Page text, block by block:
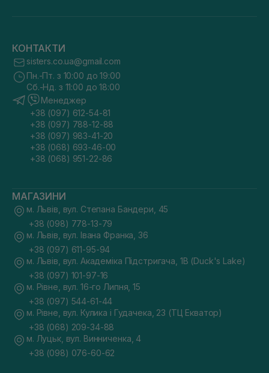
КОНТАКТИ
sisters.co.ua@gmail.com
Пн.-Пт. з 10:00 до 19:00
Сб.-Нд. з 11:00 до 18:00
Менеджер
+38 (097) 612-54-81
+38 (097) 788-12-88
+38 (097) 983-41-20
+38 (068) 693-46-00
+38 (068) 951-22-86
МАГАЗИНИ
м. Львів, вул. Степана Бандери, 45
+38 (098) 778-13-79
м. Львів, вул. Івана Франка, 36
+38 (097) 611-95-94
м. Львів, вул. Академіка Підстригача, 1В (Duck's Lake)
+38 (097) 101-97-16
м. Рівне, вул. 16-го Липня, 15
+38 (097) 544-61-44
м. Рівне, вул. Кулика і Гудачека, 23 (ТЦ Екватор)
+38 (068) 209-34-88
м. Луцьк, вул. Винниченка, 4
+38 (098) 076-60-62